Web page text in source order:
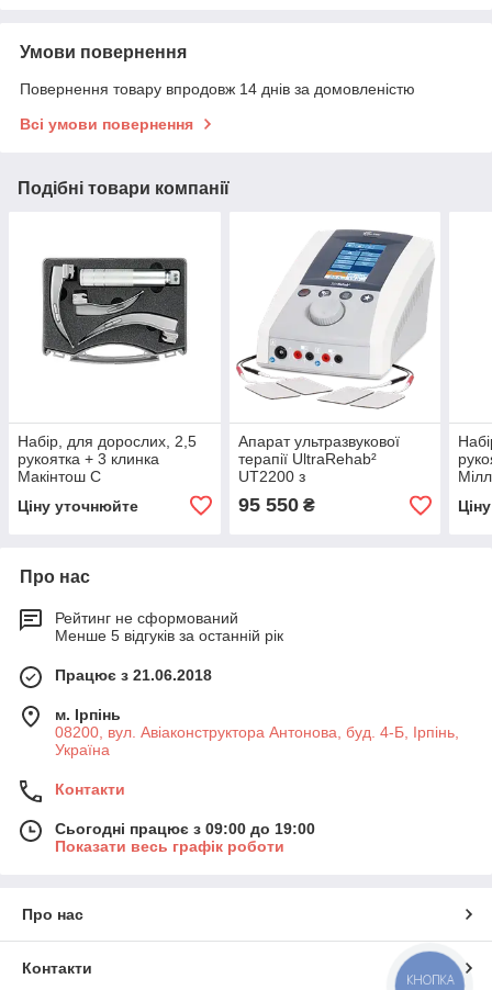
Умови повернення
Повернення товару впродовж 14 днів за домовленістю
Всі умови повернення
Подібні товари компанії
Набір, для дорослих, 2,5
рукоятка + 3 клинка
Макінтош C
Ціну уточнюйте
Апарат ультразвукової
терапії UltraRehab²
UT2200 з
випромінювачами 5 см2 і
1 см2
95 550₴
Про нас
Рейтинг не сформований
Менше 5 відгуків за останній рік
Працює з 21.06.2018
м. Ірпінь
08200, вул. Авіаконструктора Антонова, буд. 4-Б, Ірпінь,
Україна
Контакти
Сьогодні працює з 09:00 до 19:00
Показати весь графік роботи
Про нас
Контакти
КНОПКА